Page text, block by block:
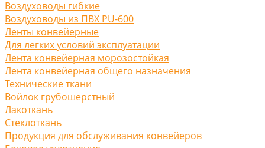
Воздуховоды гибкие
Воздуховоды из ПВХ PU-600
Ленты конвейерные
Для легких условий эксплуатации
Лента конвейерная морозостойкая
Лента конвейерная общего назначения
Технические ткани
Войлок грубошерстный
Лакоткань
Стеклоткань
Продукция для обслуживания конвейеров